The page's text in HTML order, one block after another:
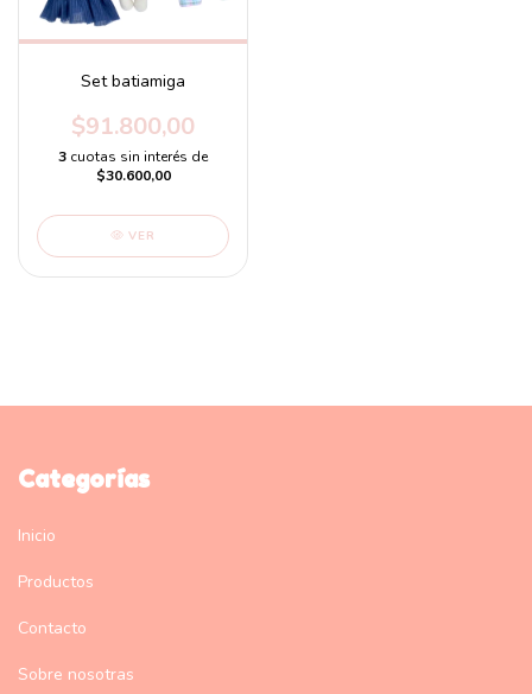
Set batiamiga
$91.800,00
3 cuotas sin interés de
$30.600,00
VER
Categorías
Inicio
Productos
Contacto
Sobre nosotras